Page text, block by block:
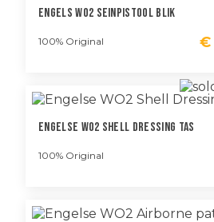
Engels WO2 Seinpistool Blik
100% Original €
Engelse WO2 Shell Dressing Tas
100% Original